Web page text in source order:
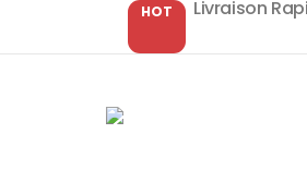
HOT Livraison